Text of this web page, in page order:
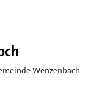
Wenzenbach